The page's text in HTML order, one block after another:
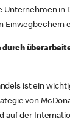
Unternehmen in
Einwegbechern
ist ein
von
auf der